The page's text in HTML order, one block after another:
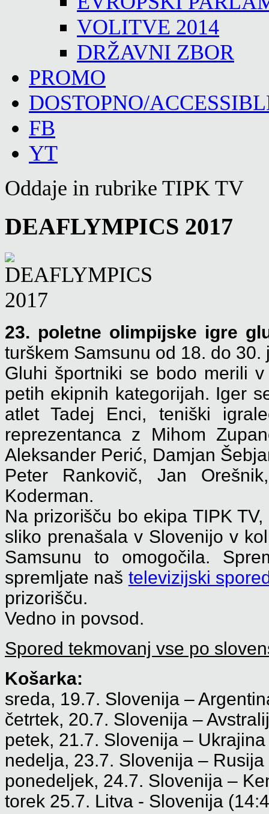
VOLITVE 2014
DRŽAVNI ZBOR
PROMO
DOSTOPNO/
FB
YT
Oddaje in rubrike TIPK TV
DEAFLYMPICS 2017
23. poletne olimpijske igre
turškem Samsunu od 18. do 30.
Gluhi športniki se bodo merili
petih ekipnih kategorijah. Iger
atlet Tadej Enci, teniški
reprezentanca z Mihom
Aleksander Perić, Damjan
Peter Rankovič, Jan
Koderman.
Na prizorišču bo ekipa TIPK
sliko prenašala v Slovenijo v
Samsunu to omogočila.
spremljate naš televizijski
prizorišču.
Vedno in povsod.
Spored tekmovanj vse po
Košarka:
sreda, 19.7. Slovenija –
četrtek, 20.7. Slovenija –
petek, 21.7. Slovenija –
nedelja, 23.7. Slovenija –
ponedeljek, 24.7. Slovenija –
torek 25.7. Litva - Slovenija